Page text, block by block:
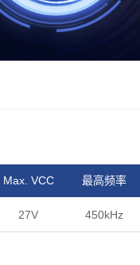
Max. VCC 最高频率
27V 450kHz